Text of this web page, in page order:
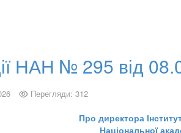
НАН № 295 від
Перегляди: 312
Про директора
Національної